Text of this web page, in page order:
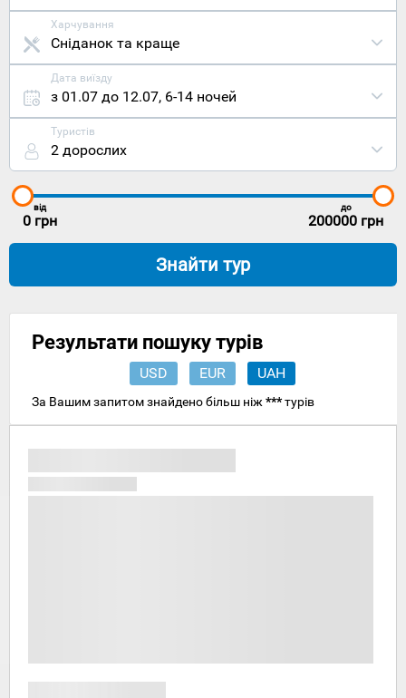
Харчування
Сніданок та краще
Дата виїзду
з 01.07 до 12.07, 6-14 ночей
Туристів
2 дорослих
від
0 грн
до
200000 грн
Знайти тур
Результати пошуку турів
USD EUR UAH
За Вашим запитом знайдено більш ніж ***турів